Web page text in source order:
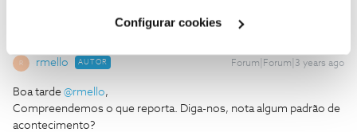
Configurar cookies
R rmello AUTOR Forum|Forum|3 years ago
Boa tarde @rmello,
Compreendemos o que reporta. Diga-nos, nota algum padrão de
acontecimento?